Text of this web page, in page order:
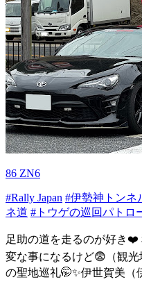
86 ZN6
#Rally Japan #伊勢神トンネ
ネ道 #トウゲの巡回パトロ
足助の道を走るのが好き❤️
変な事になるけど😨（観
の聖地巡礼🤭✨伊世賀美（